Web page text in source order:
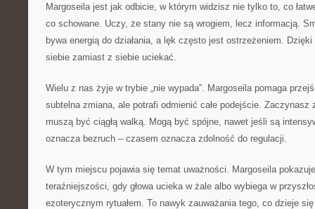
Margoseila jest jak odbicie, w którym widzisz nie tylko to, co
co schowane. Uczy, że stany nie są wrogiem, lecz informacją.
bywa energią do działania, a lęk często jest ostrzeżeniem.
siebie zamiast z siebie uciekać.
Wielu z nas żyje w trybie „nie wypada”. Margoseila pomaga
subtelna zmiana, ale potrafi odmienić całe podejście. Zaczynasz
muszą być ciągłą walką. Mogą być spójne, nawet jeśli są
oznacza bezruch – czasem oznacza zdolność do regulacji.
W tym miejscu pojawia się temat uważności. Margoseila
teraźniejszości, gdy głowa ucieka w żale albo wybiega w
ezoterycznym rytuałem. To nawyk zauważania tego, co dzieje